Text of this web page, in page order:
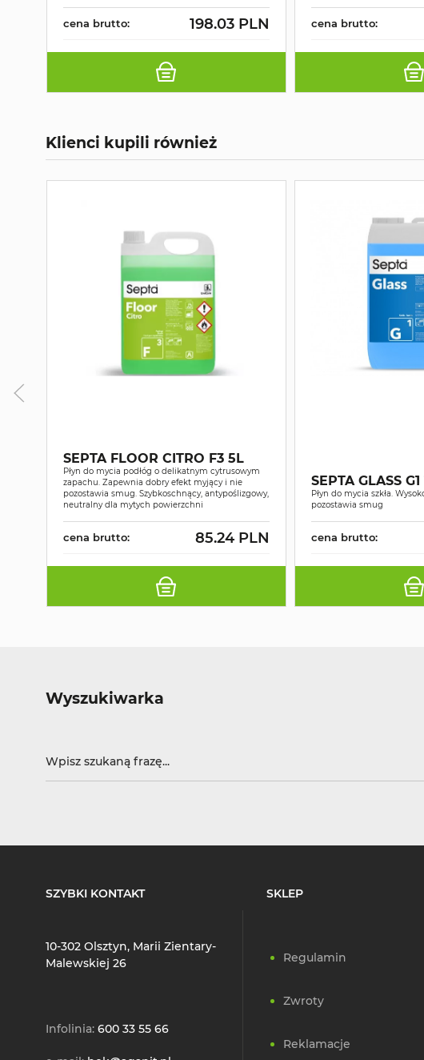
cena brutto: 198.03 PLN cena brutto:
Klienci kupili również
SEPTA FLOOR CITRO F3 5L
Płyn do mycia podłóg o delikatnym cytrusowym
zapachu. Zapewnia dobry efekt myjący i nie
pozostawia smug. Szybkoschnący, antypoślizgowy,
neutralny dla mytych powierzchni
cena brutto: 85.24 PLN
SEPTA GLASS G1
Płyn do mycia szkła.
pozostawia smug
cena brutto:
Wyszukiwarka
SZYBKI KONTAKT
10-302 Olsztyn, Marii Zientary-
Malewskiej 26
Infolinia: 600 33 55 66
SKLEP
Regulamin
Zwroty
Reklamacje